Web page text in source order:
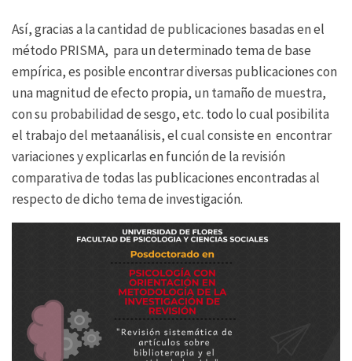
Así, gracias a la cantidad de publicaciones basadas en el
método PRISMA, para un determinado tema de base
empírica, es posible encontrar diversas publicaciones con
una magnitud de efecto propia, un tamaño de muestra,
con su probabilidad de sesgo, etc. todo lo cual posibilita
el trabajo del metaanálisis, el cual consiste en encontrar
variaciones y explicarlas en función de la revisión
comparativa de todas las publicaciones encontradas al
respecto de dicho tema de investigación.